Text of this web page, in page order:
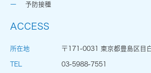
予防接種
ACCESS
所在地 〒171-0031 東京都豊島区目
TEL 03-5988-7551